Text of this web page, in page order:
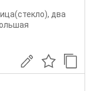
два